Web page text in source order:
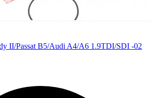
II/Passat B5/Audi A4/A6 1.9TDI/SDI -02